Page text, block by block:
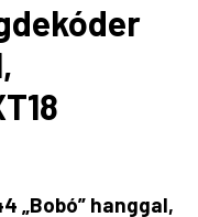
„Bobó” hanggal,